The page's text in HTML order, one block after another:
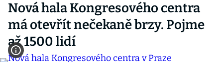
Nová hala Kongresového centra
má otevřít nečekaně brzy. Pojme
až 1500 lidí